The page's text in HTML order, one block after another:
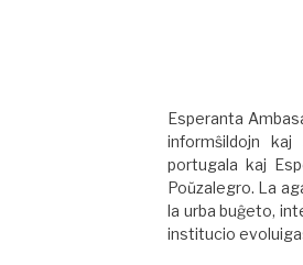
Esperanta
informŝildojn
portugala kaj
Poŭzalegro. La
la urba buĝeto,
institucio